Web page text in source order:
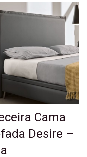
Cama
Desire –